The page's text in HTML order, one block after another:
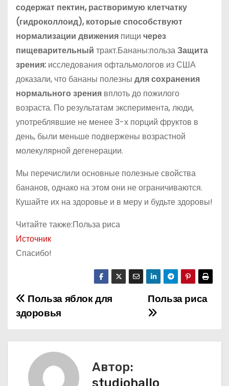
содержат пектин, растворимую клетчатку
(гидроколлоид), которые способствуют
нормализации движения пищи через
пищеварительный тракт.Бананы:пользаЗащита
зрения: исследования офтальмологов из США
доказали, что бананы полезны для сохранения
нормального зрения вплоть до пожилого
возраста. По результатам эксперимента, люди,
употреблявшие не менее 3-х порций фруктов в
день, были меньше подвержены возрастной
молекулярной дегенерации.
Мы перечислили основные полезные свойства
бананов, однако на этом они не ограничиваются.
Кушайте их на здоровье и в меру и будьте здоровы!
Читайте также:Польза риса
Источник
Спасибо!
Н
а
в
Польза риса
Польза яблок для
здоровья
Автор:
studiohallo_